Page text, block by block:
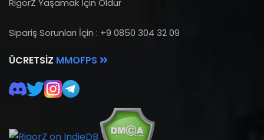
Sipariş Sorunları İçin : +9 0850 304 32 09
ÜCRETSIZ MMOFPS